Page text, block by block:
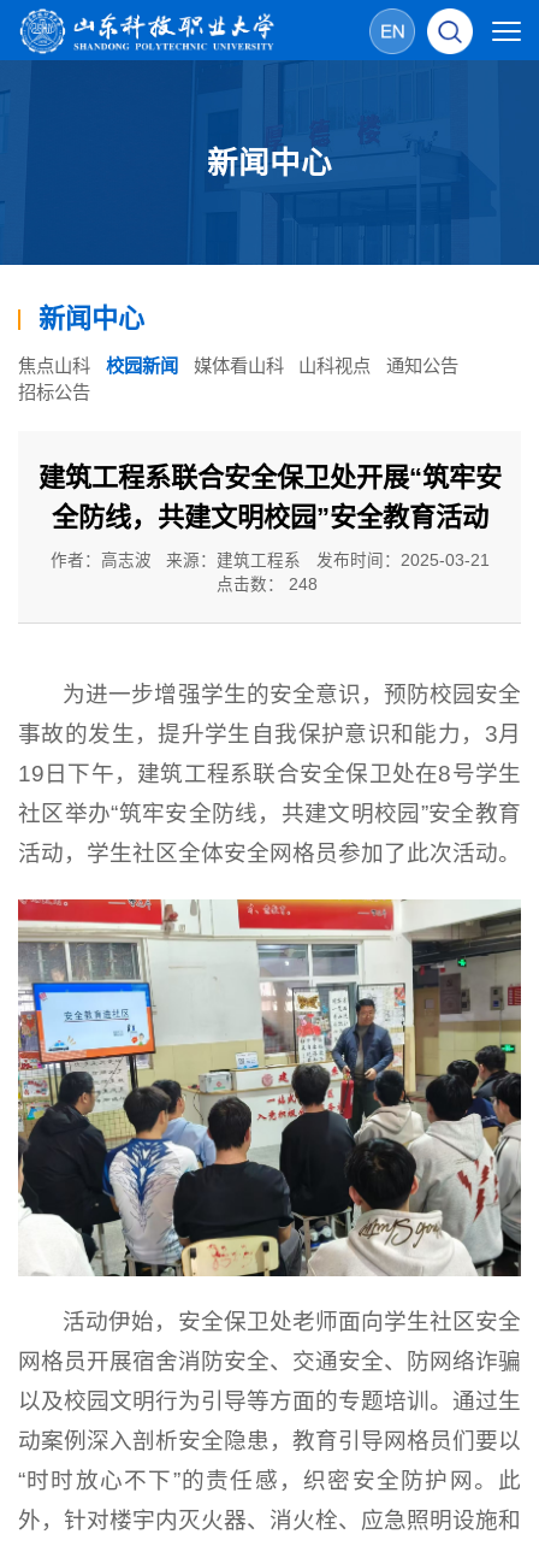
新闻中心
新闻中心
焦点山科 校园新闻 媒体看山科 山科视点
通知公告
招标公告
建筑工程系联合安全保卫处开展“筑牢安
全防线，共建文明校园”安全教育活动
作者：高志波 来源：建筑工程系
发布时间：2025-03-21
点击数：
248
为进一步增强学生的安全意识，预防校园安全
事故的发生，提升学生自我保护意识和能力，3月
19日下午，建筑工程系联合安全保卫处在8号学生
社区举办“筑牢安全防线，共建文明校园”安全教育
活动，学生社区全体安全网格员参加了此次活动。
活动伊始，安全保卫处老师面向学生社区安全
网格员开展宿舍消防安全、交通安全、防网络诈骗
以及校园文明行为引导等方面的专题培训。通过生
动案例深入剖析安全隐患，教育引导网格员们要以
“时时放心不下”的责任感，织密安全防护网。此
外，针对楼宇内灭火器、消火栓、应急照明设施和